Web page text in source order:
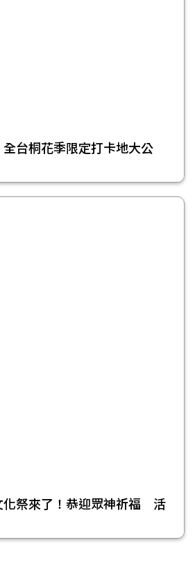
台桐花季限定打卡地大公
化祭來了！恭迎眾神祈福 活